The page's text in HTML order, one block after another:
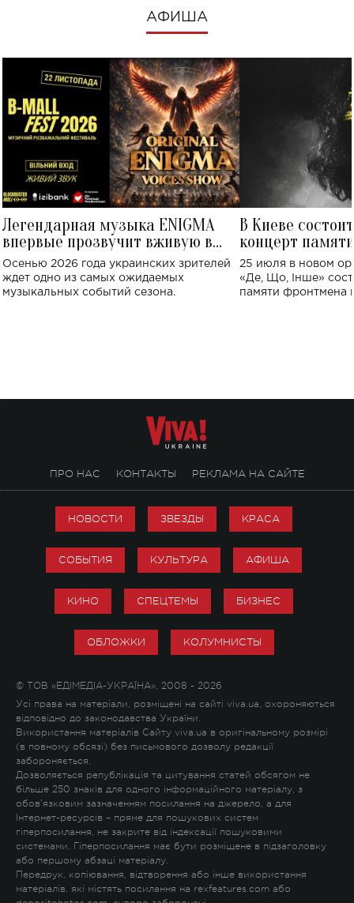
АФИША
Легендарная музыка ENIGMA
впервые прозвучит вживую в
Украине: где состоится концерт
Осенью 2026 года украинских зрителей
ждет одно из самых ожидаемых
музыкальных событий сезона.
В Киеве
концерт
Клименко:
исполнят песни
25 июля в новом
«Де, Що, Інше»
памяти фронтмена
ПРО НАС КОНТАКТЫ РЕКЛАМА НА САЙТЕ
НОВОСТИ ЗВЕЗДЫ КРАСА
СОБЫТИЯ КУЛЬТУРА АФИША
КИНО СПЕЦТЕМЫ БИЗНЕС
ОБЛОЖКИ КОЛУМНИСТЫ
© ТОВ «ЕДІМЕДІА-УКРАЇНА», 2008 - 2026
Усі права на матеріали, розміщені на сайті viva.ua, охороняються
відповідно до законодавства України.
Використання матеріалів Сайту viva.ua в оригінальному розмірі
(в повному обсязі) без письмового дозволу редакції
забороняється.
Дозволяється републікація та цитування статей обсягом не
більше 250 знаків для одного інформаційного матеріалу, з
обов'язковим зазначенням посилання на джерело, а для
Інтернет-ресурсів – пряме для пошукових систем
гіперпосилання, не закрите від індексації пошуковими
системами. Гіперпосилання має бути розміщене в підзаголовку
або першому абзаці матеріалу.
Передрук, копіювання, відтворення або інше використання
матеріалів, які містять посилання на rexfeatures.com або